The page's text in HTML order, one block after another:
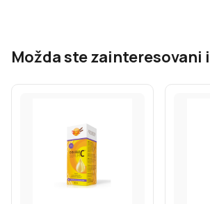
Možda ste zainteresovani